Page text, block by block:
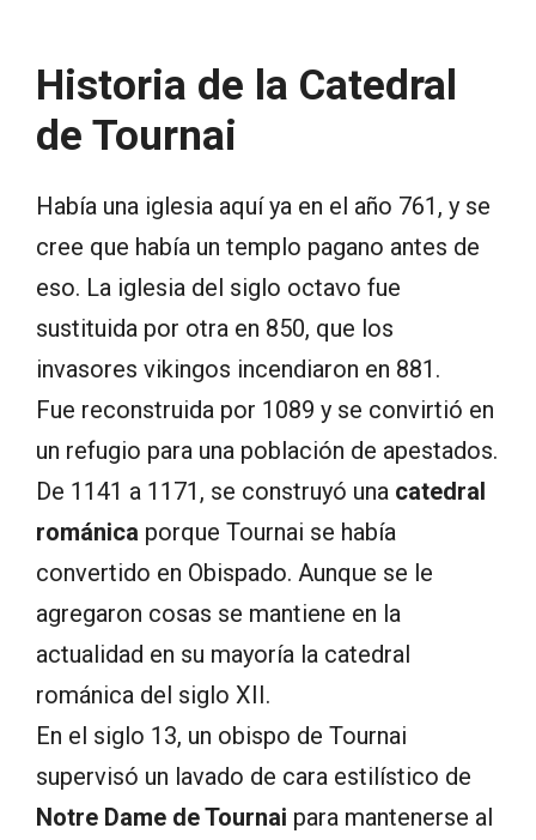
Historia de la Catedral
de Tournai
Había una iglesia aquí ya en el año 761, y se
cree que había un templo pagano antes de
eso. La iglesia del siglo octavo fue
sustituida por otra en 850, que los
invasores vikingos incendiaron en 881.
Fue reconstruida por 1089 y se convirtió en
un refugio para una población de apestados.
De 1141 a 1171, se construyó una catedral
románica porque Tournai se había
convertido en Obispado. Aunque se le
agregaron cosas se mantiene en la
actualidad en su mayoría la catedral
románica del siglo XII.
En el siglo 13, un obispo de Tournai
supervisó un lavado de cara estilístico de
Notre Dame de Tournai para mantenerse al